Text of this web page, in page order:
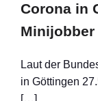
Corona in
Laut der
in Göttingen
[…]